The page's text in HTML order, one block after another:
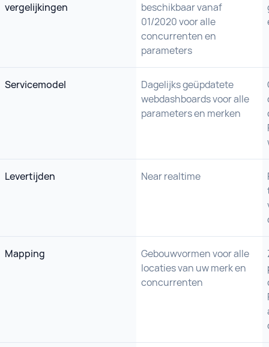
vergelijkingen
beschikbaar vanaf
01/2020 voor alle
concurrenten en
parameters
Servicemodel
Dagelijks geüpdatete
webdashboards voor alle
parameters en merken
Levertijden Near realtime
Mapping
Gebouwvormen voor alle
locaties van uw merk en
concurrenten